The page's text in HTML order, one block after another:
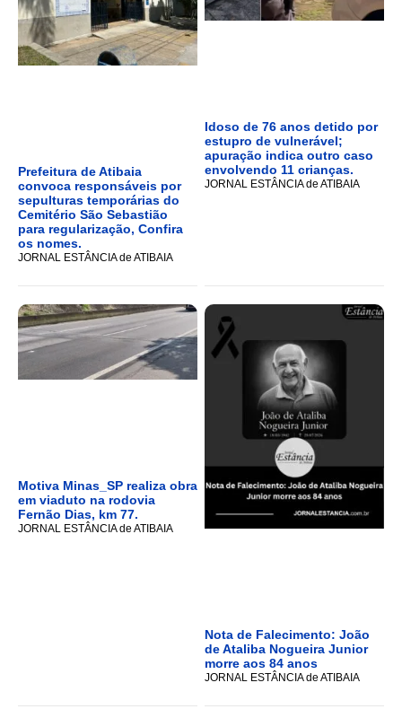
Prefeitura de Atibaia
convoca responsáveis por
sepulturas temporárias do
Cemitério São Sebastião
para regularização, Confira
os nomes.
JORNAL ESTÂNCIA de ATIBAIA
Idoso de 76 anos detido por
estupro de vulnerável;
apuração indica outro caso
envolvendo 11 crianças.
JORNAL ESTÂNCIA de ATIBAIA
Motiva Minas_SP realiza obra
em viaduto na rodovia
Fernão Dias, km 77.
JORNAL ESTÂNCIA de ATIBAIA
Nota de Falecimento: João
de Ataliba Nogueira Junior
morre aos 84 anos
JORNAL ESTÂNCIA de ATIBAIA